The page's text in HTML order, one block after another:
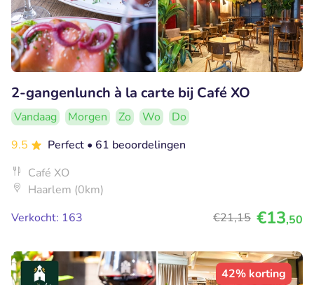
2-gangenlunch à la carte bij Café XO
Vandaag Morgen Zo Wo
Do
9.5
Perfect • 61 beoordelingen
Café XO
Haarlem (0km)
Verkocht: 163
€21,15 €13,50
42% korting